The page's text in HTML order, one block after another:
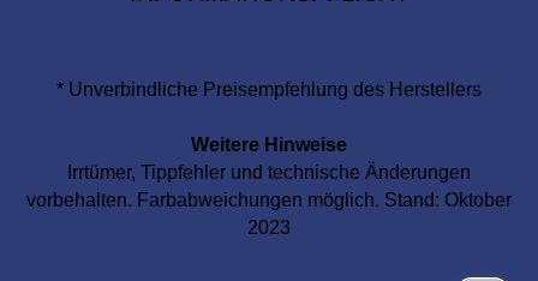
* Unverbindliche Preisempfehlung des Herstellers
Weitere Hinweise
Irrtümer, Tippfehler und technische Änderungen
vorbehalten. Farbabweichungen möglich. Stand: Oktober
2023